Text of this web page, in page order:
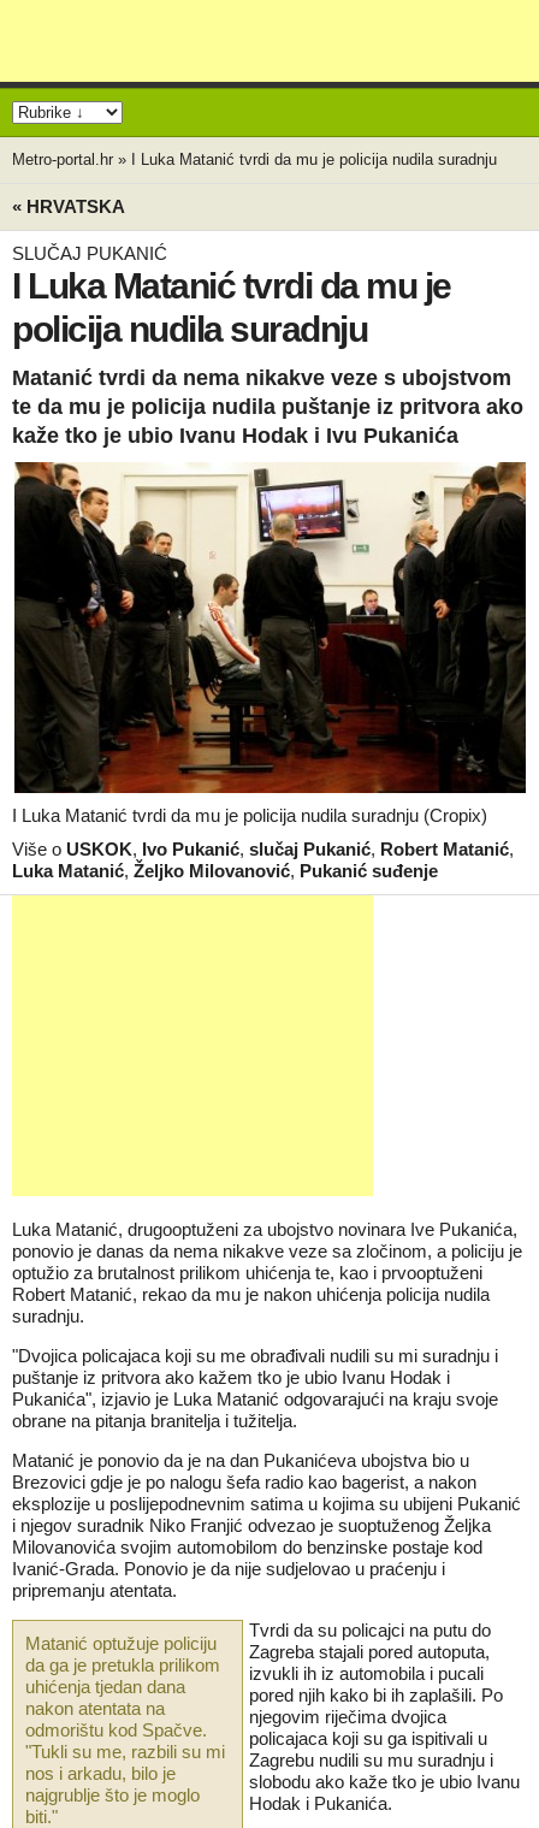
Metro-portal.hr » I Luka Matanić tvrdi da mu je policija nudila suradnju
« HRVATSKA
SLUČAJ PUKANIĆ
I Luka Matanić tvrdi da mu je
policija nudila suradnju
Matanić tvrdi da nema nikakve veze s ubojstvom
te da mu je policija nudila puštanje iz pritvora ako
kaže tko je ubio Ivanu Hodak i Ivu Pukanića
I Luka Matanić tvrdi da mu je policija nudila suradnju (Cropix)
Više o USKOK, Ivo Pukanić, slučaj Pukanić, Robert Matanić,
Luka Matanić, Željko Milovanović, Pukanić suđenje
Luka Matanić, drugooptuženi za ubojstvo novinara Ive Pukanića,
ponovio je danas da nema nikakve veze sa zločinom, a policiju je
optužio za brutalnost prilikom uhićenja te, kao i prvooptuženi
Robert Matanić, rekao da mu je nakon uhićenja policija nudila
suradnju.
"Dvojica policajaca koji su me obrađivali nudili su mi suradnju i
puštanje iz pritvora ako kažem tko je ubio Ivanu Hodak i
Pukanića", izjavio je Luka Matanić odgovarajući na kraju svoje
obrane na pitanja branitelja i tužitelja.
Matanić je ponovio da je na dan Pukanićeva ubojstva bio u
Brezovici gdje je po nalogu šefa radio kao bagerist, a nakon
eksplozije u poslijepodnevnim satima u kojima su ubijeni Pukanić
i njegov suradnik Niko Franjić odvezao je suoptuženog Željka
Milovanovića svojim automobilom do benzinske postaje kod
Ivanić-Grada. Ponovio je da nije sudjelovao u praćenju i
pripremanju atentata.
Matanić optužuje policiju
da ga je pretukla prilikom
uhićenja tjedan dana
nakon atentata na
odmorištu kod Spačve.
"Tukli su me, razbili su mi
nos i arkadu, bilo je
najgrublje što je moglo
biti."
Tvrdi da su policajci na putu do
Zagreba stajali pored autoputa,
izvukli ih iz automobila i pucali
pored njih kako bi ih zaplašili. Po
njegovim riječima dvojica
policajaca koji su ga ispitivali u
Zagrebu nudili su mu suradnju i
slobodu ako kaže tko je ubio Ivanu
Hodak i Pukanića.